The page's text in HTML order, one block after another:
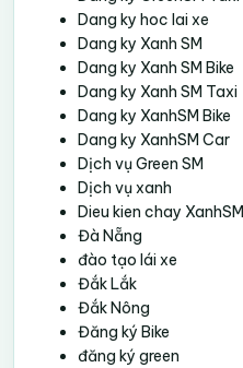
Dang ky hoc lai xe
Dang ky Xanh SM
Dang ky Xanh SM Bike
Dang ky Xanh SM Taxi
Dang ky XanhSM Bike
Dang ky XanhSM Car
Dịch vụ Green SM
Dịch vụ xanh
Dieu kien chay XanhSM
Đà Nẵng
đào tạo lái xe
Đắk Lắk
Đắk Nông
Đăng ký Bike
đăng ký green